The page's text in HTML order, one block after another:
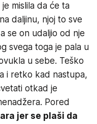
mislila da će ta
daljinu, njoj to sve
se on udaljio od nje
svega toga je pala u
u sebe. Teško
i retko kad nastupa,
otkad je
Pored
jer se plaši da